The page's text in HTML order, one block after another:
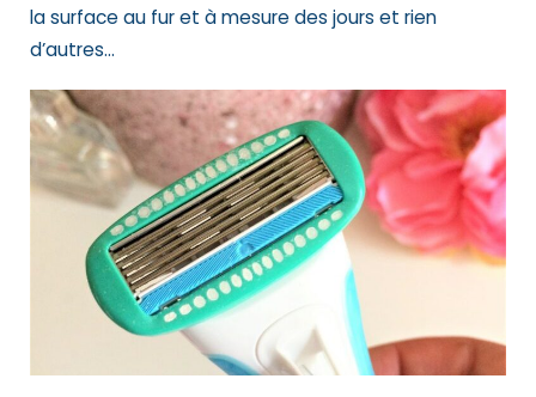
la surface au fur et à mesure des jours et rien
d’autres…